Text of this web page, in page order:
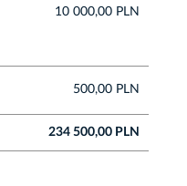
10 000,00 PLN
500,00 PLN
234 500,00 PLN